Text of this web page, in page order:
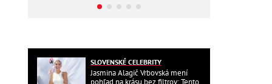
SLOVENSKÉ CELEBRITY
Jasmina Alagič Vrbovská mení
pohľad na krásu bez filtrov: Tento